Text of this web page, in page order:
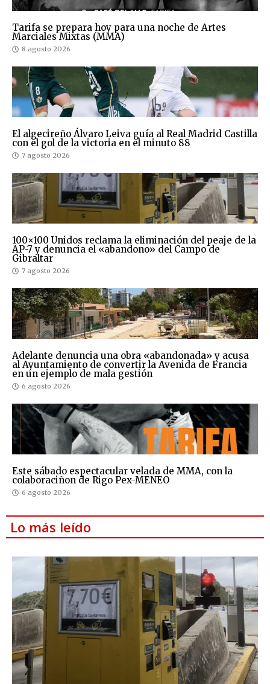
Tarifa se prepara hoy para una noche de Artes
Marciales Mixtas (MMA)
8 agosto 2026
El algecireño Álvaro Leiva guía al Real Madrid Castilla
con el gol de la victoria en el minuto 88
7 agosto 2026
100×100 Unidos reclama la eliminación del peaje de la
AP-7 y denuncia el «abandono» del Campo de
Gibraltar
7 agosto 2026
Adelante denuncia una obra «abandonada» y acusa
al Ayuntamiento de convertir la Avenida de Francia
en un ejemplo de mala gestión
6 agosto 2026
Este sábado espectacular velada de MMA, con la
colaboraciñon de Rigo Pex-MENEO
6 agosto 2026
Lo más leído